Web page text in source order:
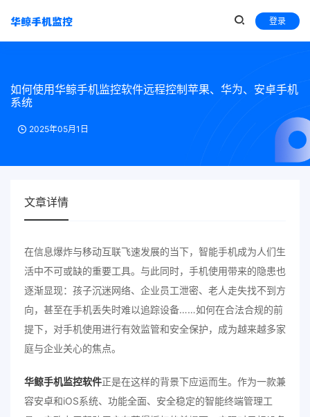
登录
如何使用华鲸手机监控软件远程控制苹果、华为、安卓手机
系统
2025年05月1日
文章详情
在信息爆炸与移动互联飞速发展的当下，智能手机成为人们生
活中不可或缺的重要工具。与此同时，手机使用带来的隐患也
逐渐显现：孩子沉迷网络、企业员工泄密、老人走失找不到方
向，甚至在手机丢失时难以追踪设备……如何在合法合规的前
提下，对手机使用进行有效监管和安全保护，成为越来越多家
庭与企业关心的焦点。
华鲸手机监控软件正是在这样的背景下应运而生。作为一款兼
容安卓和iOS系统、功能全面、安全稳定的智能终端管理工